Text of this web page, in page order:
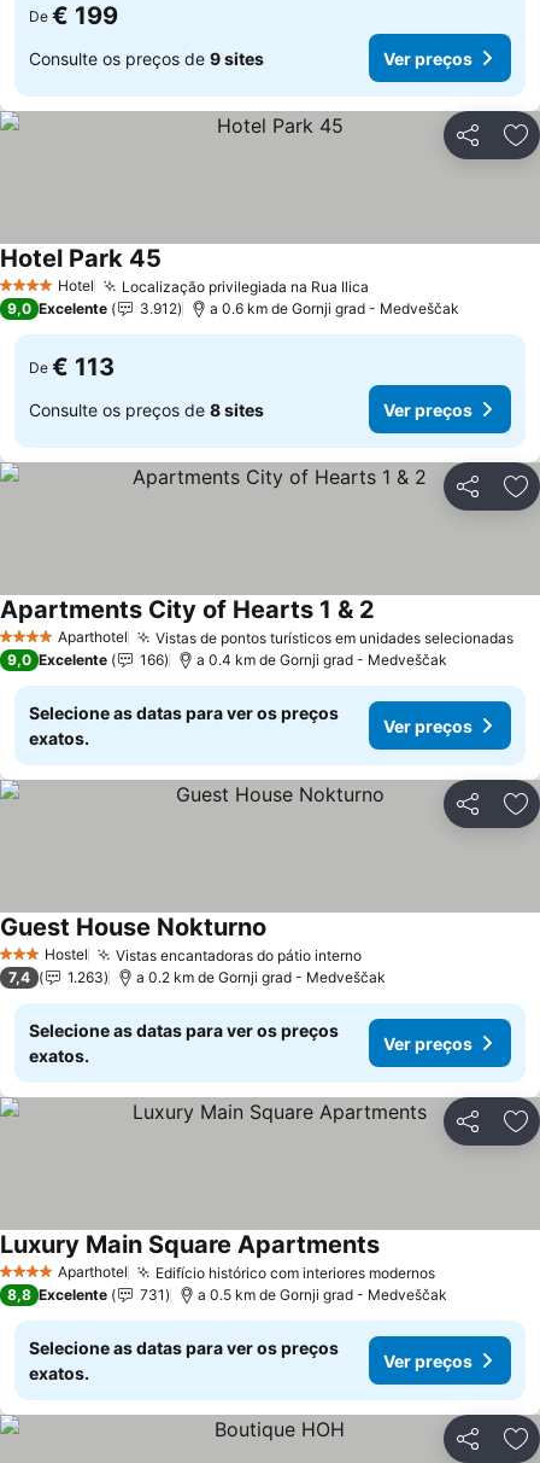
De € 199
Consulte os preços de 9 sites Ver preços
Partilhar
4 EstrelasHotel Localização privilegiada na Rua Ilica
Hotel Park 45
9,0 Excelente 3.912 a 0.6 km de Gornji grad - Medveščak
De € 113
Consulte os preços de 8 sites Ver preços
Partilhar
4 EstrelasAparthotel Vistas de pontos turísticos em unidades selecionadas
Apartments City of Hearts 1 & 2
9,0 Excelente 166 a 0.4 km de Gornji grad - Medveščak
Selecione as datas para ver os preços
exatos.
Ver preços
Partilhar
3 EstrelasHostel Vistas encantadoras do pátio interno
Guest House Nokturno
7,4 1.263 a 0.2 km de Gornji grad - Medveščak
Selecione as datas para ver os preços
exatos.
Ver preços
Partilhar
4 EstrelasAparthotel Edifício histórico com interiores modernos
Luxury Main Square Apartments
8,8 Excelente 731 a 0.5 km de Gornji grad - Medveščak
Selecione as datas para ver os preços
exatos.
Ver preços
Partilhar